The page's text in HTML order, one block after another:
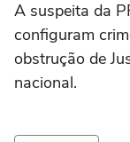
A suspeita da
configuram
obstrução de
nacional.